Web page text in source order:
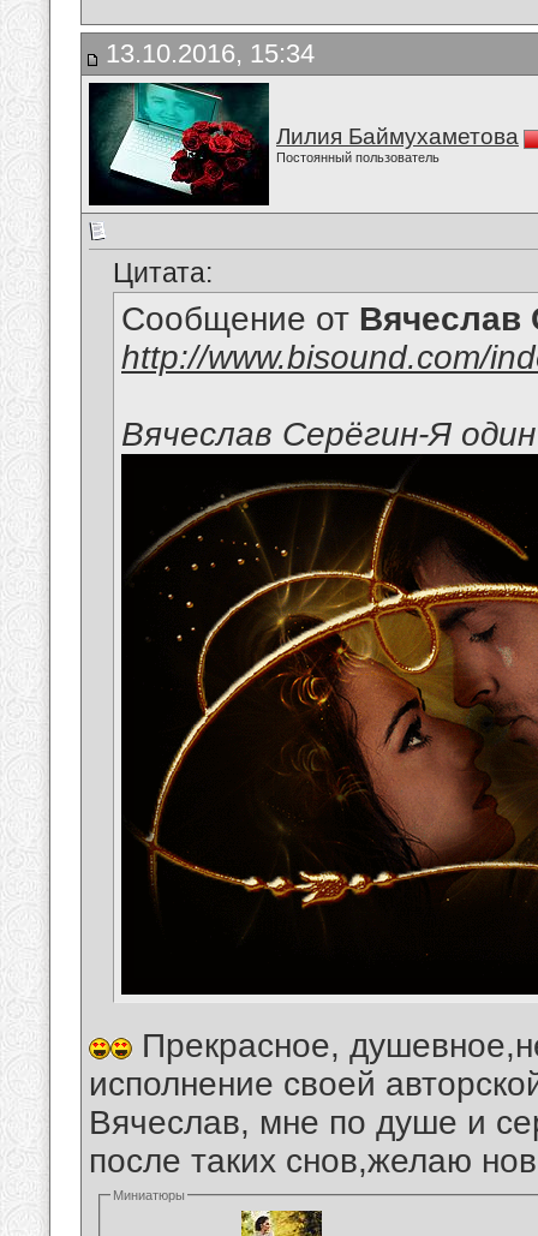
13.10.2016, 15:34
Лилия Баймухаметова
Постоянный пользователь
Цитата:
Сообщение от Вячеслав
http://www.bisound.com/
Вячеслав Серёгин-Я
Прекрасное,
исполнение своей
Вячеслав, мне по душе и
после таких снов,желаю
Миниатюры